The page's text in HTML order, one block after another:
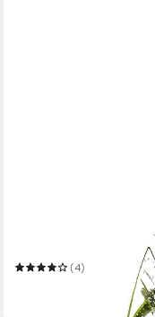
Gartenbrunnen Solar
(4)
in 2-3 Werktagen bei dir